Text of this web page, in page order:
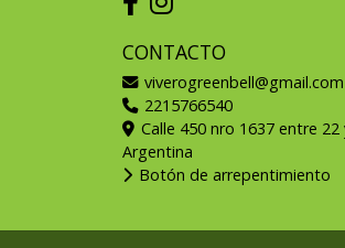
CONTACTO
viverogreenbell@gmail.com
2215766540
Calle 450 nro 1637 entre 22
Argentina
Botón de arrepentimiento